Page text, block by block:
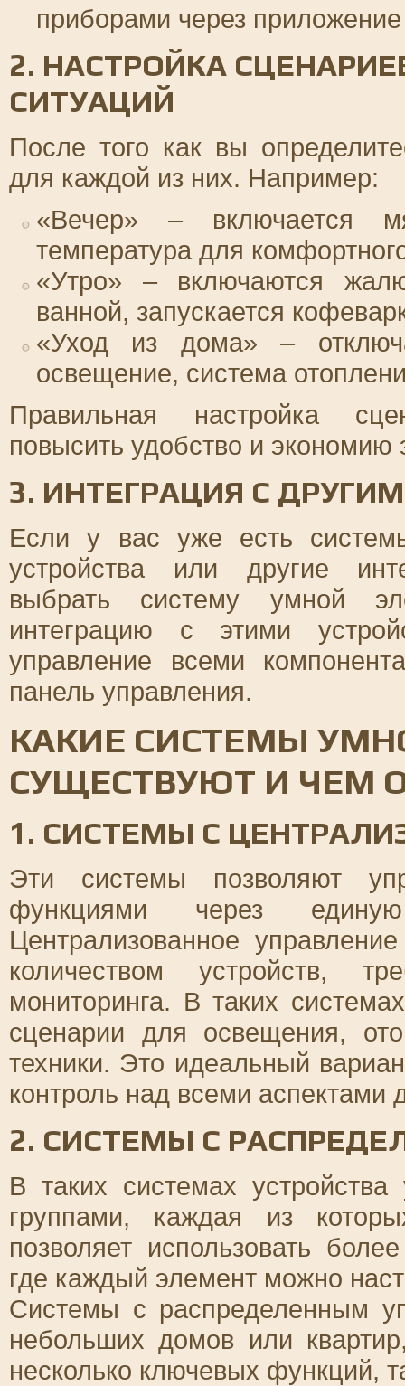
приборами через
2. НАСТРОЙКА
СИТУАЦИЙ
После того как вы
для каждой из них. Например:
«Вечер» – включается
температура для
«Утро» – включаются
ванной, запускается
«Уход из дома» –
освещение, система
Правильная настройка
повысить удобство и экономию
3. ИНТЕГРАЦИЯ С
Если у вас уже есть
устройства или другие
выбрать систему умной
интеграцию с этими
управление всеми
панель управления.
КАКИЕ СИСТЕМЫ
СУЩЕСТВУЮТ И ЧЕМ
1. СИСТЕМЫ С
Эти системы позволяют
функциями через
Централизованное
количеством устройств,
мониторинга. В таких
сценарии для освещения,
техники. Это идеальный
контроль над всеми аспектами
2. СИСТЕМЫ С
В таких системах
группами, каждая из
позволяет использовать
где каждый элемент можно
Системы с распределенным
небольших домов или
несколько ключевых функций,